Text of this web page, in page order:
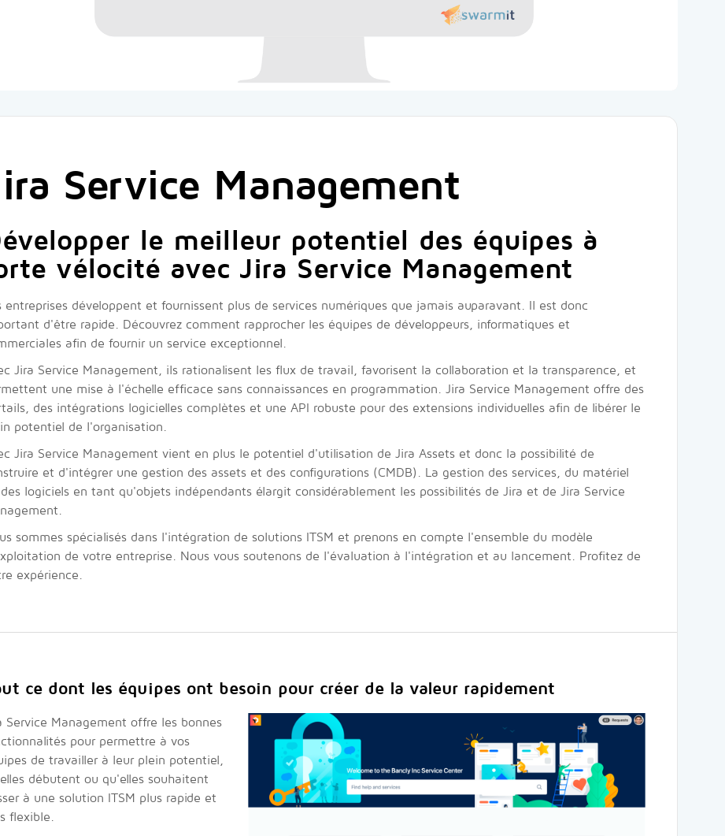
Service Management
le meilleur potentiel des équipes à
vélocité avec Jira Service Management
entreprises développent et fournissent plus de services numériques que jamais auparavant. Il est donc
d'être rapide. Découvrez comment rapprocher les équipes de développeurs, informatiques et
afin de fournir un service exceptionnel.
Jira Service Management, ils rationalisent les flux de travail, favorisent la collaboration et la transparence, et
une mise à l'échelle efficace sans connaissances en programmation. Jira Service Management offre des
des intégrations logicielles complètes et une API robuste pour des extensions individuelles afin de libérer le
potentiel de l'organisation.
Jira Service Management vient en plus le potentiel d'utilisation de Jira Assets et donc la possibilité de
et d'intégrer une gestion des assets et des configurations (CMDB). La gestion des services, du matériel
logiciels en tant qu'objets indépendants élargit considérablement les possibilités de Jira et de Jira Service
sommes spécialisés dans l'intégration de solutions ITSM et prenons en compte l'ensemble du modèle
de votre entreprise. Nous vous soutenons de l'évaluation à l'intégration et au lancement. Profitez de
expérience.
ce dont les équipes ont besoin pour créer de la valeur rapidement
Service Management offre les bonnes
pour permettre à vos
de travailler à leur plein potentiel,
débutent ou qu'elles souhaitent
à une solution ITSM plus rapide et
flexible.